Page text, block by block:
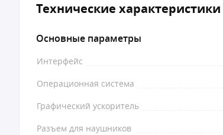
Технические характеристики
Основные параметры
Интерфейс
Операционная система
Графический ускоритель
Разъем для наушников